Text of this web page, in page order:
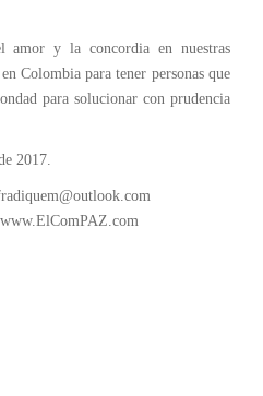
amor y la concordia en nuestras
Colombia para tener personas que
para solucionar con prudencia
2017.